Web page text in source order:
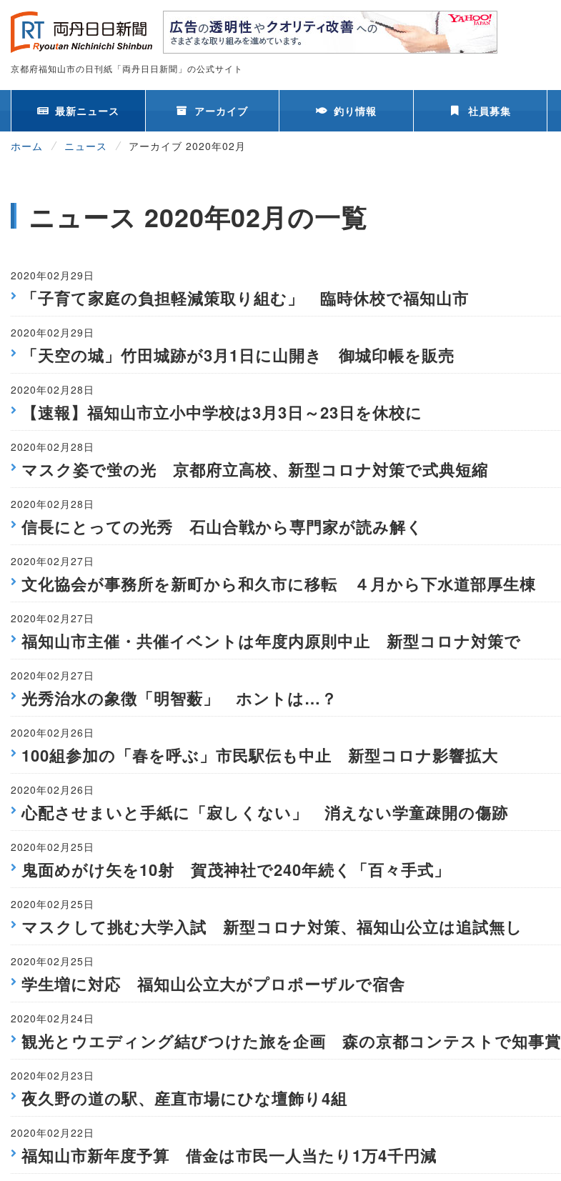
京都府福知山市の日刊紙「両丹日日新聞」の公式サイト
最新ニュース アーカイブ 釣り情報 社員募集
ホーム ニュース アーカイブ 2020年02月
ニュース 2020年02月の一覧
2020年02月29日
「子育て家庭の負担軽減策取り組む」 臨時休校で福知山市
2020年02月29日
「天空の城」竹田城跡が3月1日に山開き 御城印帳を販売
2020年02月28日
【速報】福知山市立小中学校は3月3日～23日を休校に
2020年02月28日
マスク姿で蛍の光 京都府立高校、新型コロナ対策で式典短縮
2020年02月28日
信長にとっての光秀 石山合戦から専門家が読み解く
2020年02月27日
文化協会が事務所を新町から和久市に移転 ４月から下水道部厚生棟
2020年02月27日
福知山市主催・共催イベントは年度内原則中止 新型コロナ対策で
2020年02月27日
光秀治水の象徴「明智薮」 ホントは…？
2020年02月26日
100組参加の「春を呼ぶ」市民駅伝も中止 新型コロナ影響拡大
2020年02月26日
心配させまいと手紙に「寂しくない」 消えない学童疎開の傷跡
2020年02月25日
鬼面めがけ矢を10射 賀茂神社で240年続く「百々手式」
2020年02月25日
マスクして挑む大学入試 新型コロナ対策、福知山公立は追試無し
2020年02月25日
学生増に対応 福知山公立大がプロポーザルで宿舎
2020年02月24日
観光とウエディング結びつけた旅を企画 森の京都コンテストで知事賞
2020年02月23日
夜久野の道の駅、産直市場にひな壇飾り4組
2020年02月22日
福知山市新年度予算 借金は市民一人当たり1万4千円減